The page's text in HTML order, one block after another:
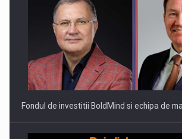
Fondul de investitii BoldMind si echipa de